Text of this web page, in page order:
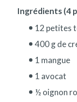
Ingrédients (4
12 petites
400 g de
1 mangue
1 avocat
½ oignon